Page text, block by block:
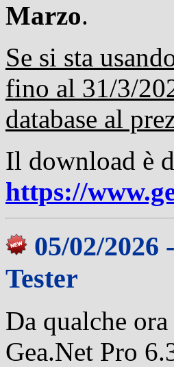
Marzo.
Se si sta
fino al 31/3/
database al
Il download è
https://
05/02/2026
Tester
Da qualche
Gea.Net Pro